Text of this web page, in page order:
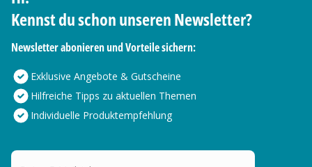
Kennst du schon unseren Newsletter?
Newsletter abonieren und Vorteile sichern:
Exklusive Angebote & Gutscheine
Hilfreiche Tipps zu aktuellen Themen
Individuelle Produktempfehlung
Deine E-Mail Adresse